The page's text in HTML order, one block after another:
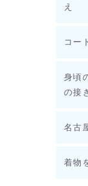
え
コー
身頃
の接
名古
着物